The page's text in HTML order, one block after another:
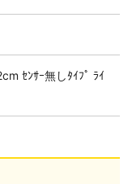
ｾﾝｻｰ無しﾀｲﾌﾟ ﾗｲ